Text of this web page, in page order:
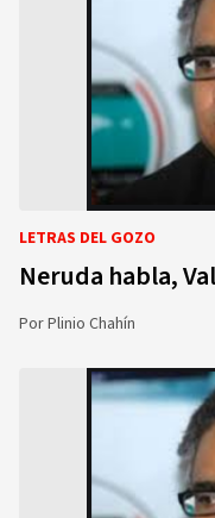
LETRAS DEL GOZO
Neruda habla,
PorPlinio Chahín